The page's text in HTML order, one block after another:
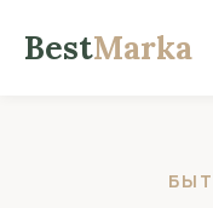
BestMarka